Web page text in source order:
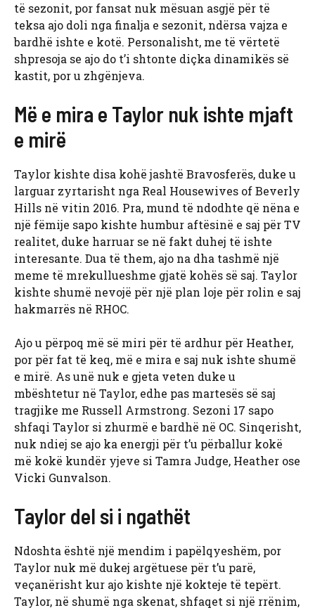
të sezonit, por fansat nuk mësuan asgjë për të
teksa ajo doli nga finalja e sezonit, ndërsa vajza e
bardhë ishte e kotë. Personalisht, me të vërtetë
shpresoja se ajo do t’i shtonte diçka dinamikës së
kastit, por u zhgënjeva.
Më e mira e Taylor nuk ishte mjaft
e mirë
Taylor kishte disa kohë jashtë Bravosferës, duke u
larguar zyrtarisht nga Real Housewives of Beverly
Hills në vitin 2016. Pra, mund të ndodhte që nëna e
një fëmije sapo kishte humbur aftësinë e saj për TV
realitet, duke harruar se në fakt duhej të ishte
interesante. Dua të them, ajo na dha tashmë një
meme të mrekullueshme gjatë kohës së saj. Taylor
kishte shumë nevojë për një plan loje për rolin e saj
hakmarrës në RHOC.
Ajo u përpoq më së miri për të ardhur për Heather,
por për fat të keq, më e mira e saj nuk ishte shumë
e mirë. As unë nuk e gjeta veten duke u
mbështetur në Taylor, edhe pas martesës së saj
tragjike me Russell Armstrong. Sezoni 17 sapo
shfaqi Taylor si zhurmë e bardhë në OC. Sinqerisht,
nuk ndiej se ajo ka energji për t’u përballur kokë
më kokë kundër yjeve si Tamra Judge, Heather ose
Vicki Gunvalson.
Taylor del si i ngathët
Ndoshta është një mendim i papëlqyeshëm, por
Taylor nuk më dukej argëtuese për t’u parë,
veçanërisht kur ajo kishte një kokteje të tepërt.
Taylor, në shumë nga skenat, shfaqet si një rrënim,